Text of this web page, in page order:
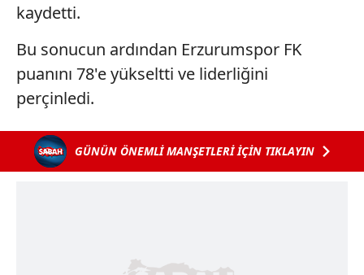
kaydetti.
Bu sonucun ardından Erzurumspor FK
puanını 78'e yükseltti ve liderliğini
perçinledi.
GÜNÜN ÖNEMLİ MANŞETLERİ İÇİN TIKLAYIN